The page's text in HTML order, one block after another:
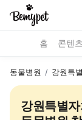
홈 콘텐츠
동물병원 / 강원특
강원특별